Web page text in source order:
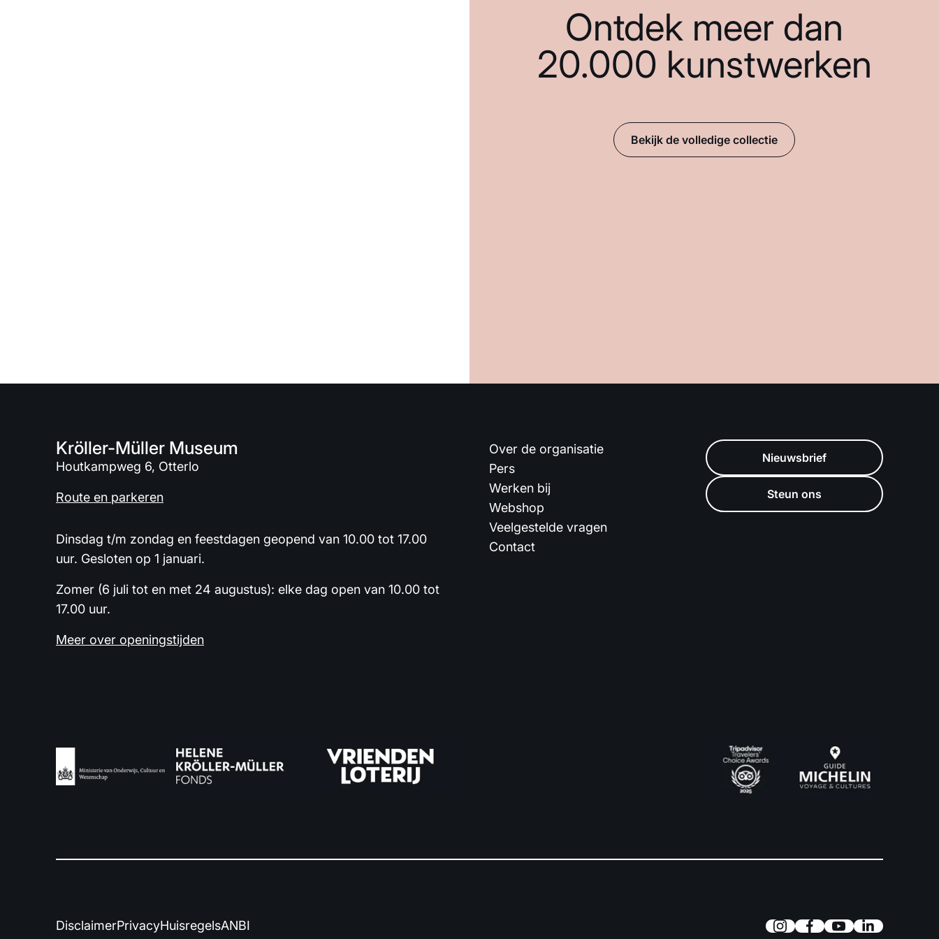
Ontdek meer dan
20.000 kunstwerken
Bekijk de volledige collectie
Kröller-Müller Museum
Houtkampweg 6, Otterlo
Route en parkeren
Dinsdag t/m zondag en feestdagen geopend van 10.00 tot 17.00
uur. Gesloten op 1 januari.
Zomer (6 juli tot en met 24 augustus): elke dag open van 10.00 tot
17.00 uur.
Meer over openingstijden
Over de organisatie
Pers
Werken bij
Webshop
Veelgestelde vragen
Contact
Nieuwsbrief
Steun ons
DisclaimerPrivacyHuisregelsANBI